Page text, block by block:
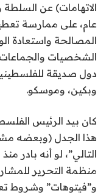
الاتهامات) عن السلطة
عام، على ممارسة
المصالحة واستعادة
الشخصيات والجماعات
دول صديقة
وبكين، وموسكو.
كان بيد الرئيس
هذا الجدل (وبعضه
التالي”، لو أنه بادر
منظمة التحرير
و”فيتوهات” وشروط